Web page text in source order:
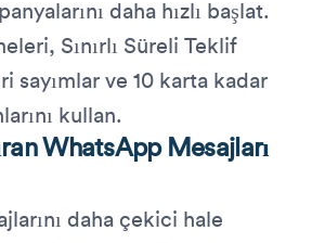
daha hızlı başlat.
Sınırlı Süreli Teklif
sayımlar ve 10 karta kadar
kullan.
WhatsApp Mesajları
daha çekici hale